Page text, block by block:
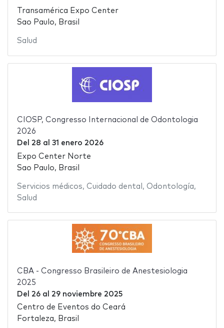
Transamérica Expo Center
Sao Paulo, Brasil
Salud
CIOSP, Congresso Internacional de Odontologia
2026
Del 28 al 31 enero 2026
Expo Center Norte
Sao Paulo, Brasil
Servicios médicos, Cuidado dental , Odontología,
Salud
CBA - Congresso Brasileiro de Anestesiologia
2025
Del 26al 29 noviembre 2025
Centro de Eventos do Ceará
Fortaleza, Brasil